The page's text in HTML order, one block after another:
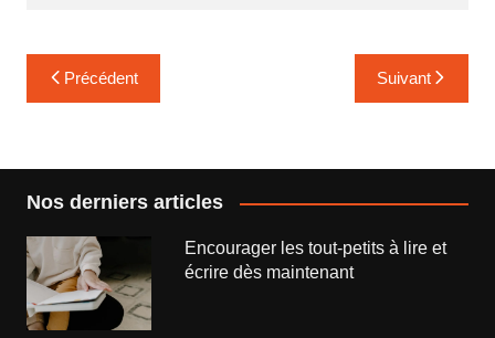
Navigation
de
Précédent Suivant
Nos derniers articles
Encourager les tout-petits à lire et
écrire dès maintenant